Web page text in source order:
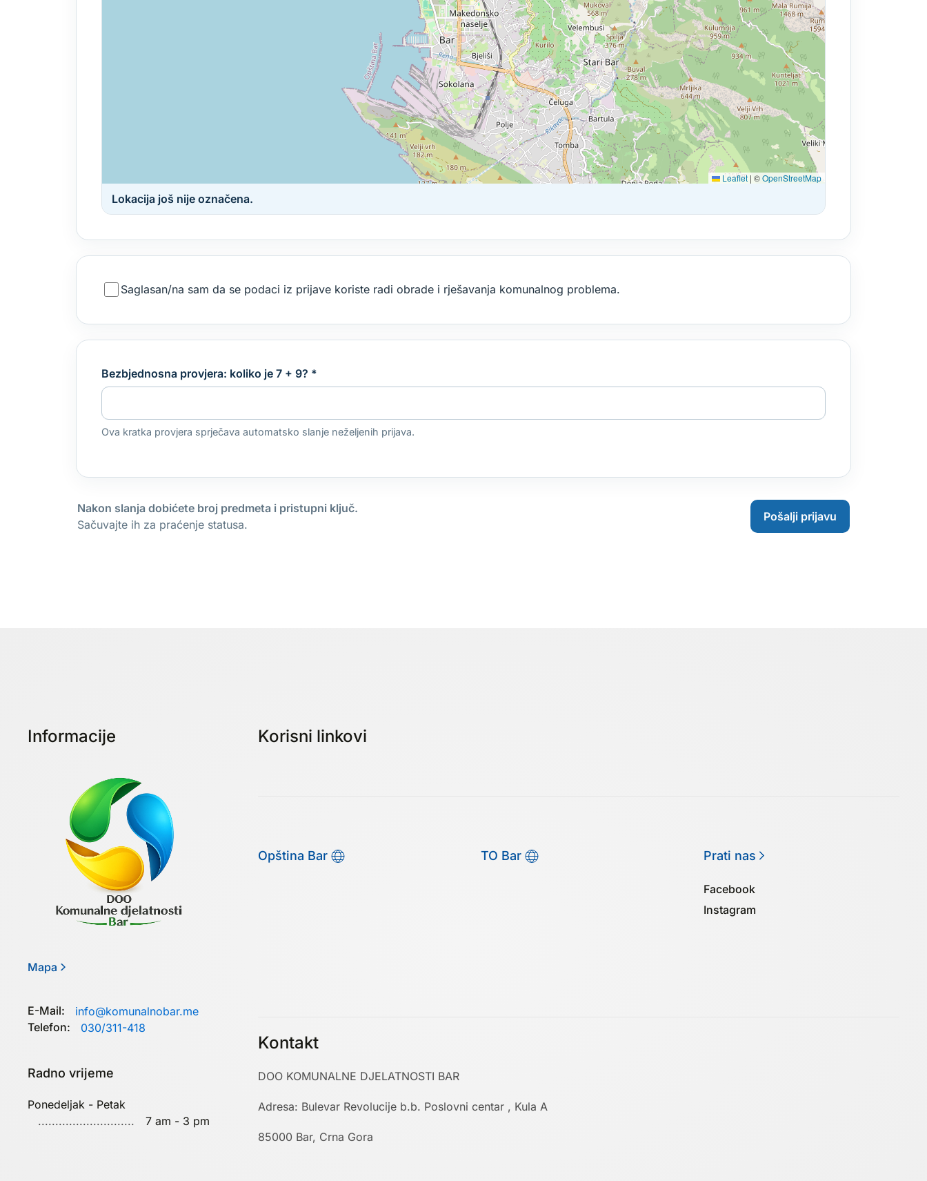
Leaflet | ©OpenStreetMap
Lokacija još nije označena.
Saglasan/na sam da se podaci iz prijave koriste radi obrade i rješavanja komunalnog problema.
Bezbjednosna provjera: koliko je 7 + 9? *
Ova kratka provjera sprječava automatsko slanje neželjenih prijava.
Nakon slanja dobićete broj predmeta i pristupni ključ.
Sačuvajte ih za praćenje statusa.
Pošalji prijavu
Informacije
Mapa
E-Mail:
info@komunalnobar.me
Telefon:
030/311-418
Radno vrijeme
Ponedeljak - Petak
7 am - 3 pm
Korisni linkovi
Opština Bar TO Bar Prati nas
Facebook
Instagram
Kontakt
DOO KOMUNALNE DJELATNOSTI BAR
Adresa: Bulevar Revolucije b.b. Poslovni centar , Kula A
85000 Bar, Crna Gora